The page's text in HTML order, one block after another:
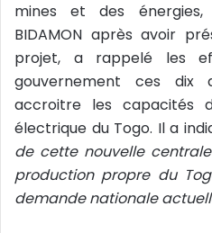
mines et des énergies,
BIDAMON après avoir
projet, a rappelé les
gouvernement ces dix
accroitre les capacités
électrique du Togo. Il a
de cette nouvelle
production propre du
demande nationale